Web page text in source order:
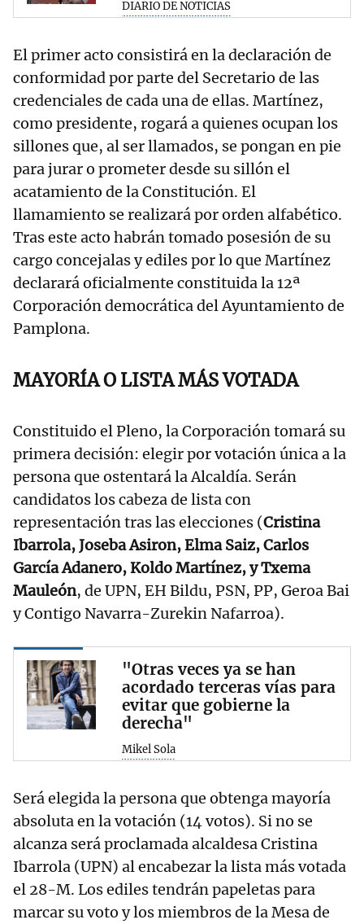
DIARIO DE NOTICIAS
El primer acto consistirá en la declaración de
conformidad por parte del Secretario de las
credenciales de cada una de ellas. Martínez,
como presidente, rogará a quienes ocupan los
sillones que, al ser llamados, se pongan en pie
para jurar o prometer desde su sillón el
acatamiento de la Constitución. El
llamamiento se realizará por orden alfabético.
Tras este acto habrán tomado posesión de su
cargo concejalas y ediles por lo que Martínez
declarará oficialmente constituida la 12ª
Corporación democrática del Ayuntamiento de
Pamplona.
MAYORÍA O LISTA MÁS VOTADA
Constituido el Pleno, la Corporación tomará su
primera decisión: elegir por votación única a la
persona que ostentará la Alcaldía. Serán
candidatos los cabeza de lista con
representación tras las elecciones (Cristina
Ibarrola, Joseba Asiron, Elma Saiz, Carlos
García Adanero, Koldo Martínez, y Txema
Mauleón, de UPN, EH Bildu, PSN, PP, Geroa Bai
y Contigo Navarra-Zurekin Nafarroa).
"Otras veces ya se han
acordado terceras vías para
evitar que gobierne la
derecha"
Mikel Sola
Será elegida la persona que obtenga mayoría
absoluta en la votación (14 votos). Si no se
alcanza será proclamada alcaldesa Cristina
Ibarrola (UPN) al encabezar la lista más votada
el 28-M. Los ediles tendrán papeletas para
marcar su voto y los miembros de la Mesa de